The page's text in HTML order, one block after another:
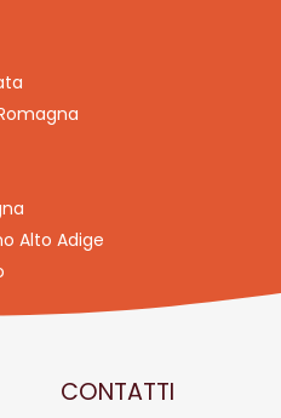
Alto Adige
CONTATTI